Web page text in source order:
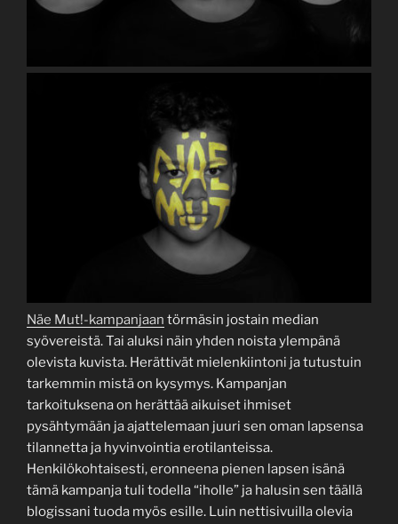
Näe Mut!-kampanjaan törmäsin jostain median
syövereistä. Tai aluksi näin yhden noista ylempänä
olevista kuvista. Herättivät mielenkiintoni ja tutustuin
tarkemmin mistä on kysymys. Kampanjan
tarkoituksena on herättää aikuiset ihmiset
pysähtymään ja ajattelemaan juuri sen oman lapsensa
tilannetta ja hyvinvointia erotilanteissa.
Henkilökohtaisesti, eronneena pienen lapsen isänä
tämä kampanja tuli todella “iholle” ja halusin sen täällä
blogissani tuoda myös esille. Luin nettisivuilla olevia